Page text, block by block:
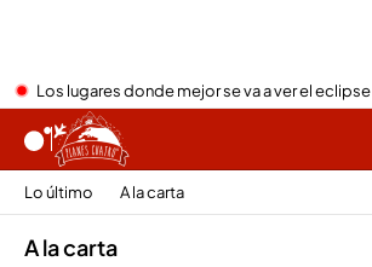
Los lugares donde mejor se va a ver el eclipse
Lo último A la carta
A la carta